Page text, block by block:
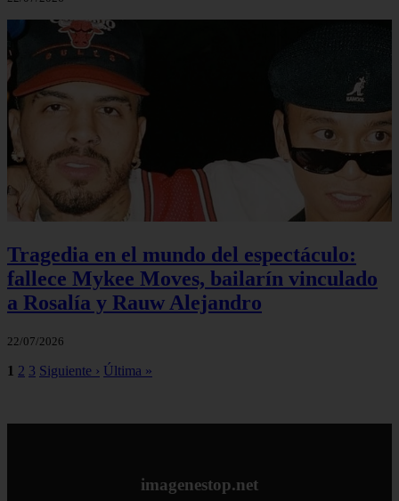
Tragedia en el mundo del espectáculo:
fallece Mykee Moves, bailarín vinculado
a Rosalía y Rauw Alejandro
22/07/2026
1 2 3 Siguiente › Última »
imagenestop.net